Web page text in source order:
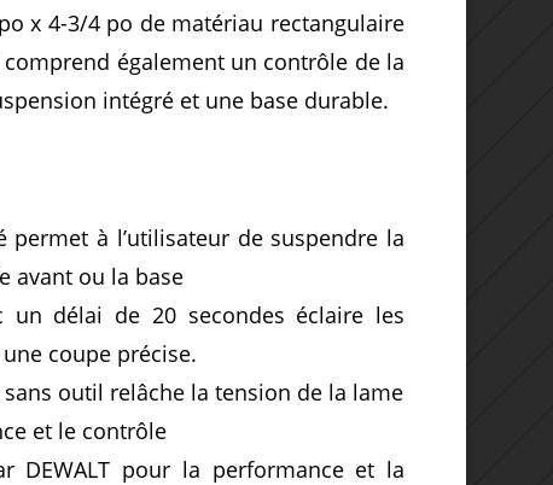
x 4-3/4 po de matériau rectangulaire
également un contrôle de la
intégré et une base durable.
permet à l’utilisateur de suspendre la
avant ou la base
un délai de 20 secondes éclaire les
coupe précise.
outil relâche la tension de la lame
et le contrôle
DEWALT pour la performance et la